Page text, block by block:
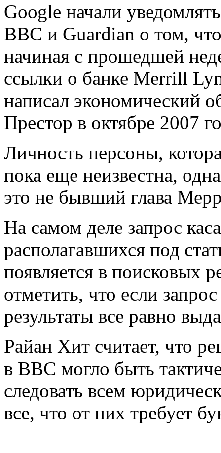
Google начали
BBC и Guardian о том,
начиная с прошедшей
ссылки о банке Merrill
написал экономический
Престор в октябре 2007
Личность персоны,
пока еще неизвестна,
это не бывший глава
На самом деле запрос
располагавшихся под
появляется в поисковых
отметить, что если
результаты все равно
Райан Хит считает, что
в BBC могло быть
следовать всем
все, что от них требует